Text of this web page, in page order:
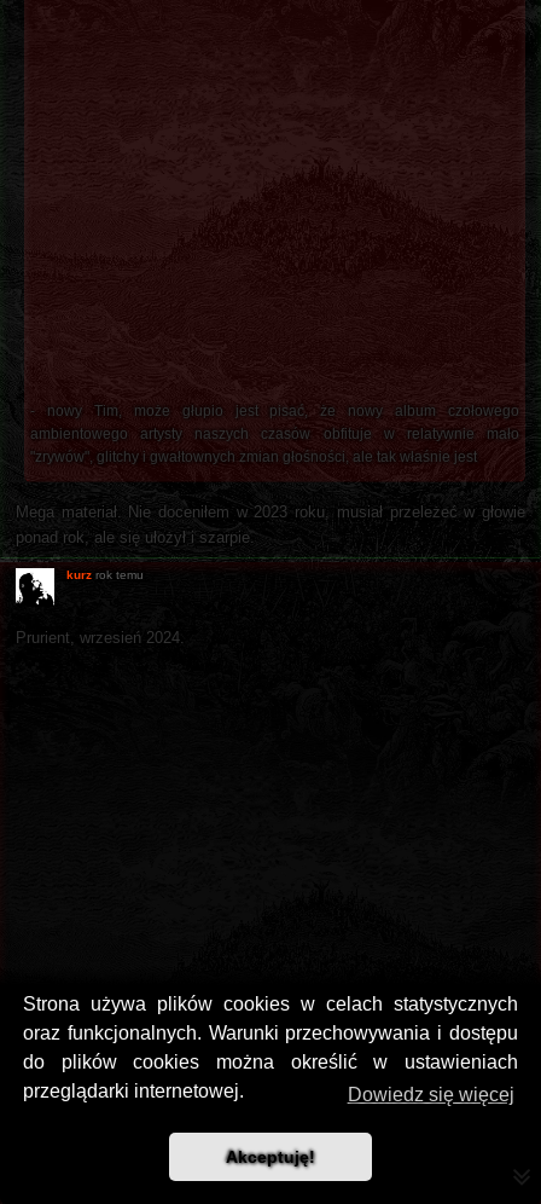
Strona używa plików cookies w celach statystycznych
oraz funkcjonalnych. Warunki przechowywania i dostępu
do plików cookies można określić w ustawieniach
przeglądarki internetowej.
Dowiedz się więcej
Akceptuję!
- nowy Tim, może głupio jest pisać, że nowy album czołowego
ambientowego artysty naszych czasów obfituje w relatywnie mało
"zrywów", glitchy i gwałtownych zmian głośności, ale tak właśnie jest
Mega materiał. Nie doceniłem w 2023 roku, musiał przeleżeć w głowie
ponad rok, ale się ułożył i szarpie.
kurz rok temu
Prurient, wrzesień 2024.